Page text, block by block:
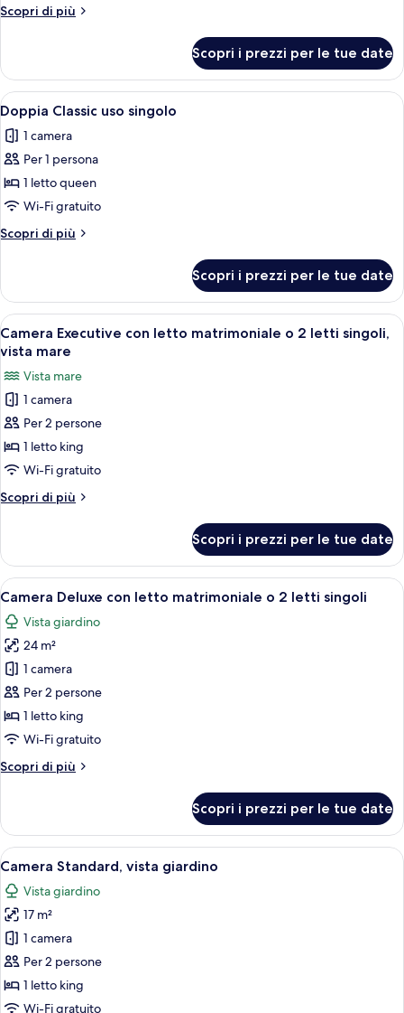
Sea
Scopri di più
Altri
Suite
with
Sea
View
Scopri i prezzi per le tue date
Apri
tutte
le
foto
per
Doppia
Classic
uso
Un letto rifatto con lenzuola
5
Doppia Classic uso singolo
1 camera
Per 1 persona
1 letto queen
Wi-Fi gratuito
Scopri di più
Altri
Classic
uso
singolo
Scopri i prezzi per le tue date
Apri
tutte
foto
per
Camera
Executive
con
letto
matrimoniale
2
letti
singoli,
vista
mare
Una moderna camera d'albergo
13
Camera Executive con letto matrimoniale o 2 letti singoli,
vista mare
Vista mare
1 camera
Per 2 persone
1 letto king
Wi-Fi gratuito
Scopri di più
Altri
Executive
con
letto
o
2
letti
singoli,
vista
mare
Scopri i prezzi per le tue date
Apri
tutte
le
foto
per
Camera
Deluxe
con
matrimoniale
letti
singoli
Una camera da letto moderna con
5
Camera Deluxe con letto matrimoniale o 2 letti singoli
Vista giardino
24 m²
1 camera
Per 2 persone
1 letto king
Wi-Fi gratuito
Scopri di più
Altri
Deluxe
con
letto
o
2
letti
singoli
Scopri i prezzi per le tue date
Apri
tutte
le
foto
per
Camera
Standard,
vista
Una camera d'albergo moderna
6
Camera Standard, vista giardino
Vista giardino
17 m²
1 camera
Per 2 persone
1 letto king
Wi-Fi gratuito